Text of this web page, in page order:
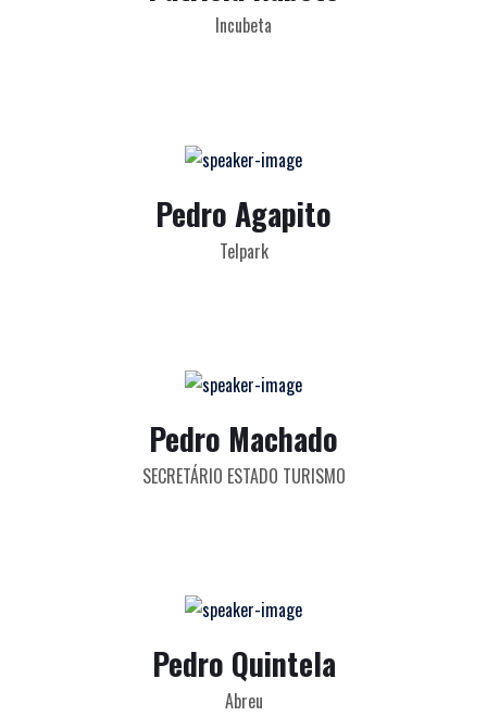
Incubeta
Pedro Agapito
Telpark
Pedro Machado
SECRETÁRIO ESTADO TURISMO
Pedro Quintela
Abreu